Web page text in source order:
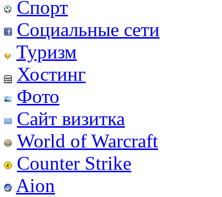
Спорт
Социальные сети
Туризм
Хостинг
Фото
Сайт визитка
World of Warcraft
Counter Strike
Aion